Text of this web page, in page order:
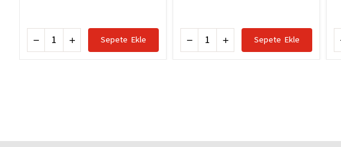
Sepete Ekle Sepete Ekle